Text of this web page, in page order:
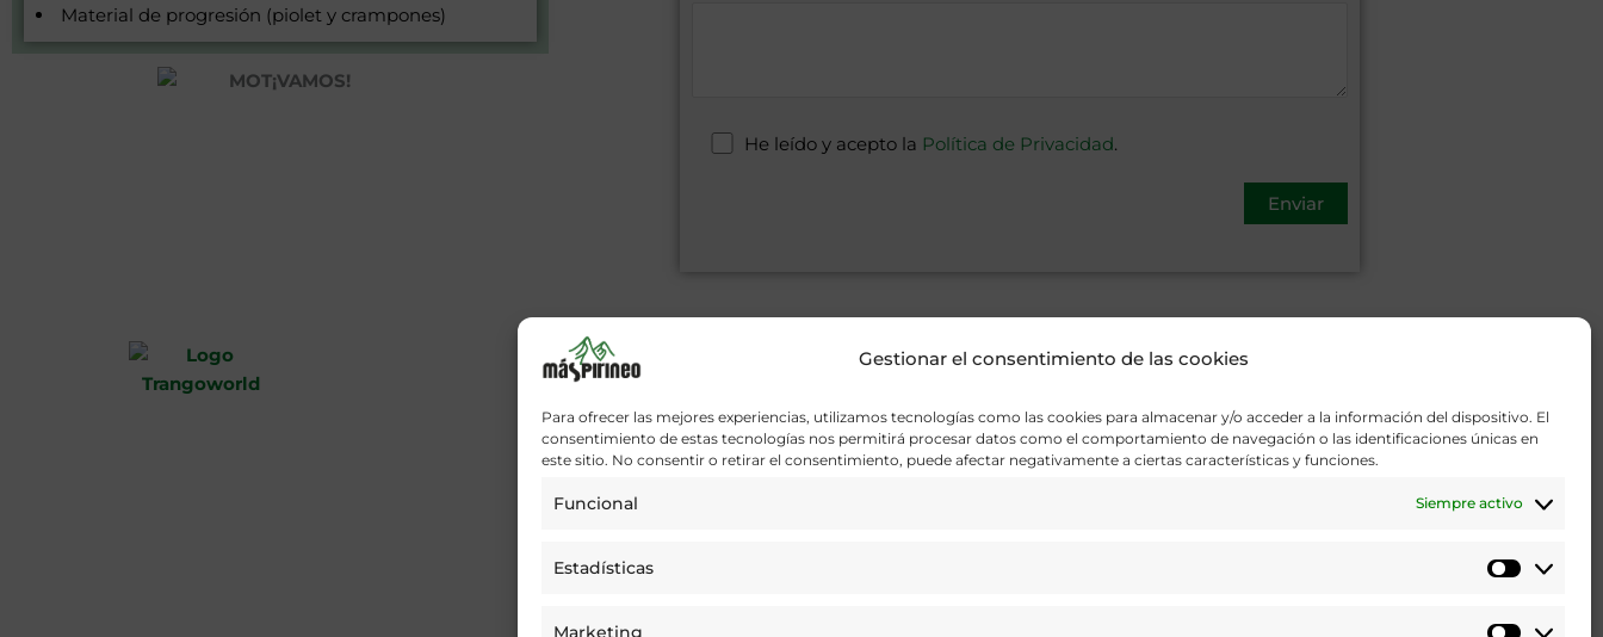
Gestionar el consentimiento de las cookies
Para ofrecer las mejores experiencias, utilizamos tecnologías como las cookies para almacenar y/o acceder a la información del dispositivo. El
consentimiento de estas tecnologías nos permitirá procesar datos como el comportamiento de navegación o las identificaciones únicas en
este sitio. No consentir o retirar el consentimiento, puede afectar negativamente a ciertas características y funciones.
Funcional Siempre activo
Estadísticas
Marketing
Material de progresión (piolet y crampones)
He leído y acepto la Política de Privacidad.
n
a